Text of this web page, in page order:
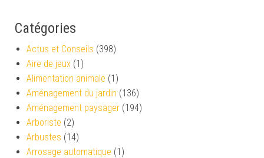
Catégories
Actus et Conseils (398)
Aire de jeux (1)
Alimentation animale (1)
Aménagement du jardin (136)
Aménagement paysager (194)
Arboriste (2)
Arbustes (14)
Arrosage automatique (1)